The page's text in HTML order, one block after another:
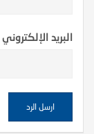
البريد الإلكتروني